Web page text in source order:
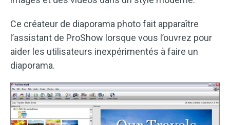
Ce créateur de diaporama photo fait apparaître
l’assistant de ProShow lorsque vous l’ouvrez pour
aider les utilisateurs inexpérimentés à faire un
diaporama.